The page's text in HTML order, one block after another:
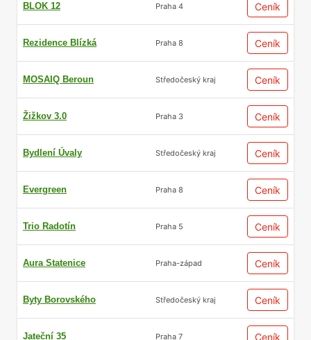
BLOK 12 Praha 4 Ceník
Rezidence Blízká Praha 8 Ceník
MOSAIQ Beroun Středočeský kraj Ceník
Žižkov 3.0 Praha 3 Ceník
Bydlení Úvaly Středočeský kraj Ceník
Evergreen Praha 8 Ceník
Trio Radotín Praha 5 Ceník
Aura Statenice Praha-západ Ceník
Byty Borovského Středočeský kraj Ceník
Jateční 35 Praha 7 Ceník